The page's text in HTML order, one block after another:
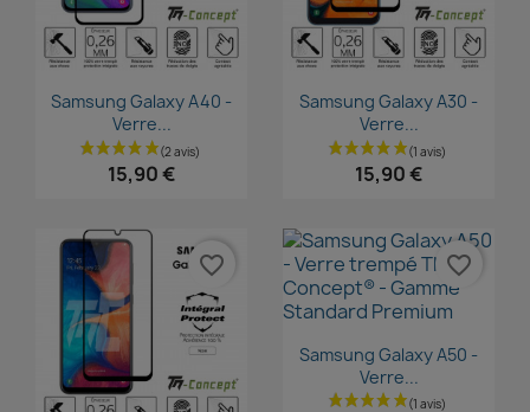
Aperçu rapide
Samsung Galaxy A40 -
Verre...
15,90 €
Aperçu rapide
Samsung Galaxy A30 -
Verre...
15,90 €
favorite_border
Aperçu rapide
Samsung Galaxy A50 -
Verre...
favorite_border